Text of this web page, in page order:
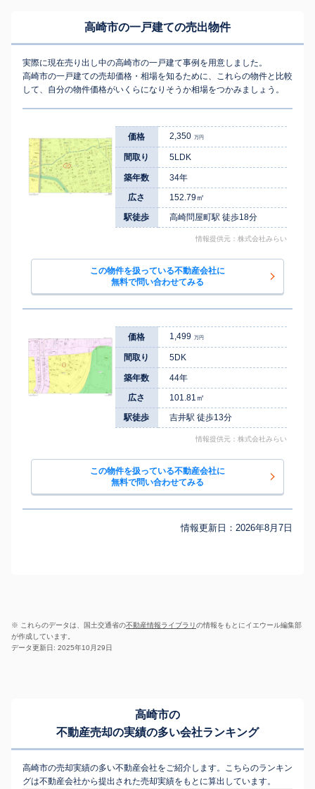
高崎市の一戸建ての売出物件
実際に現在売り出し中の高崎市の一戸建て事例を用意しました。
高崎市の一戸建ての売却価格・相場を知るために、これらの物件と比較
して、自分の物件価格がいくらになりそうか相場をつかみましょう。
価格 2,350 万円
間取り 5LDK
築年数
34年
広さ
152.79㎡
駅徒歩
高崎問屋町駅 徒歩18分
情報提供元：株式会社みらい
この物件を扱っている不動産会社に
無料で問い合わせてみる
価格 1,499 万円
間取り 5DK
築年数
44年
広さ
101.81㎡
駅徒歩
吉井駅 徒歩13分
情報提供元：株式会社みらい
この物件を扱っている不動産会社に
無料で問い合わせてみる
情報更新日： 2026年8月7日
※ これらのデータは、国土交通省の不動産情報ライブラリの情報をもとにイエウール編集部
が作成しています。
データ更新日: 2025年10月29日
高崎市の
不動産売却の実績の多い会社ランキング
高崎市の売却実績の多い不動産会社をご紹介します。こちらのランキン
グは不動産会社から提出された売却実績をもとに算出しています。